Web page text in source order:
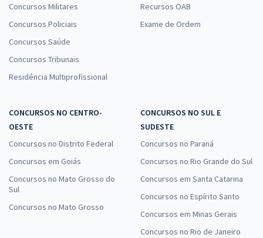
Concursos Militares
Concursos Policiais
Concursos Saúde
Concursos Tribunais
Residência Multiprofissional
Recursos OAB
Exame de Ordem
CONCURSOS NO CENTRO-
OESTE
Concursos no Distrito Federal
Concursos em Goiás
Concursos no Mato Grosso do
Sul
Concursos no Mato Grosso
CONCURSOS NO SUL E
SUDESTE
Concursos no Paraná
Concursos no Rio Grande do Sul
Concursos em Santa Catarina
Concursos no Espírito Santo
Concursos em Minas Gerais
Concursos no Rio de Janeiro